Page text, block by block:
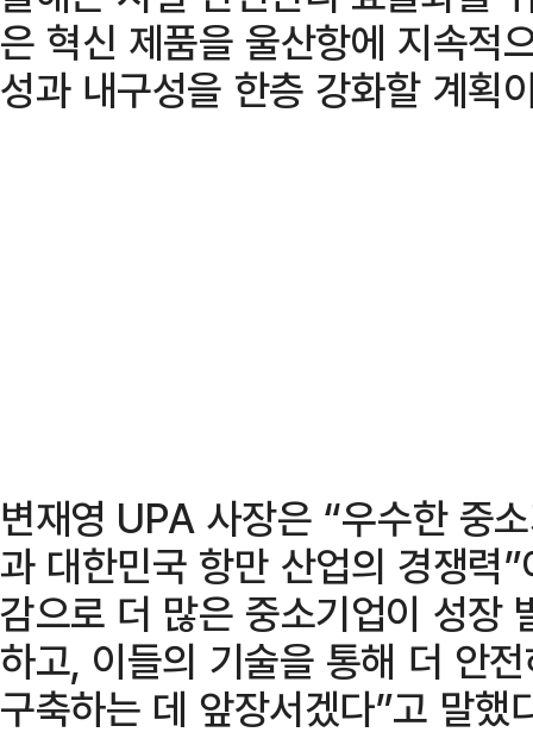
은 혁신 제품을 울산항에 지속적
성과 내구성을 한층 강화할 계획
변재영 UPA 사장은 “우수한 중
과 대한민국 항만 산업의 경쟁력
감으로 더 많은 중소기업이 성장
하고, 이들의 기술을 통해 더 안
구축하는 데 앞장서겠다”고 말했